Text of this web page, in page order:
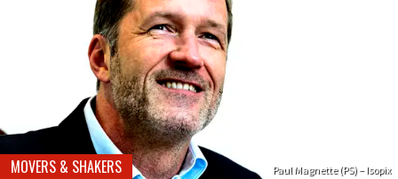
Paul Magnette (PS) – Isopix
MOVERS & SHAKERS